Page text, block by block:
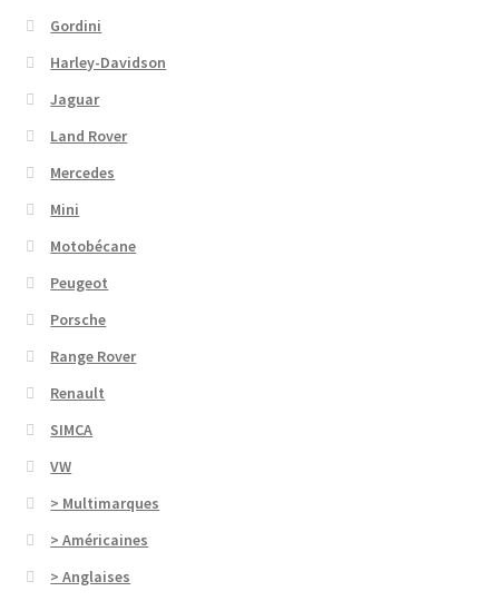
Gordini
Harley-Davidson
Jaguar
Land Rover
Mercedes
Mini
Motobécane
Peugeot
Porsche
Range Rover
Renault
SIMCA
VW
> Multimarques
> Américaines
> Anglaises